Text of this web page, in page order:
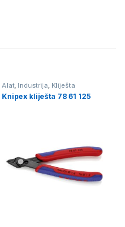
Alat, Industrija Kliješta
Knipex kliješta 78 61 125